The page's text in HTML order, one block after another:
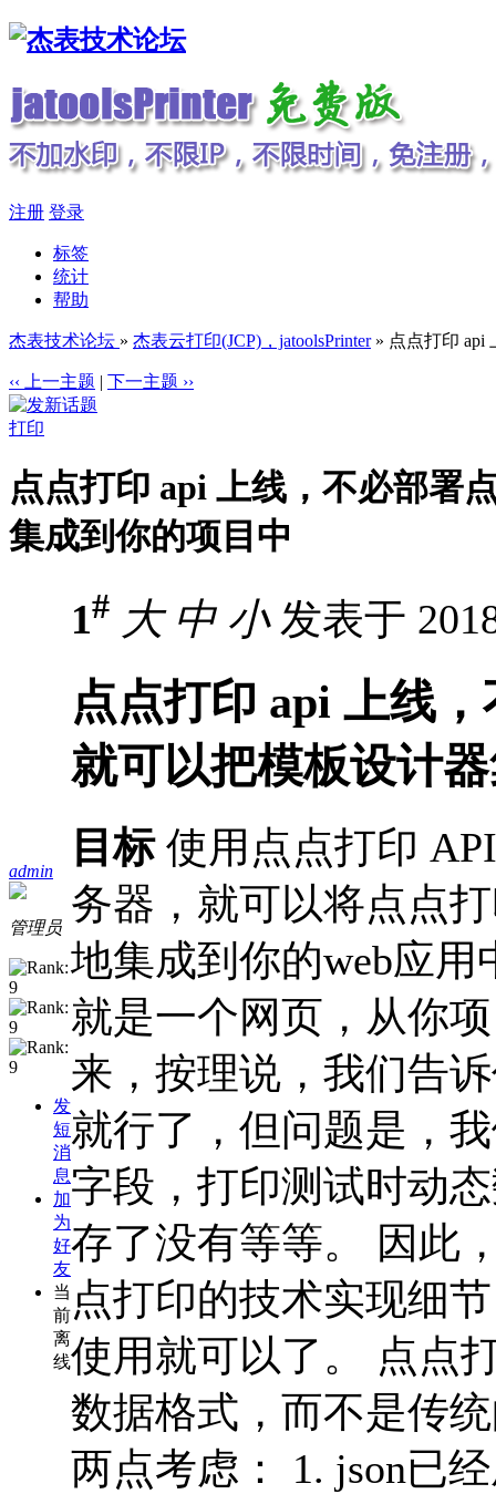
注册 登录
标签
统计
帮助
杰表技术论坛 » 杰表云打印(JCP)，jatoolsPrinter» 点点打印 api
‹‹ 上一主题 | 下一主题 ››
打印
点点打印 api 上线，不必部署
集成到你的项目中
admin
管理员
发
短
消
息
加
为
好
友
当
前
离
线
1# 大 中 小发表于
点点打印 api 上线
就可以把模板设计
目标使用点点打印
务器，就可以将点点
地集成到你的web应
就是一个网页，从你
来，按理说，我们告
就行了，但问题是，
字段，打印测试时动
存了没有等等。 因此
点打印的技术实现细
使用就可以了。 点点
数据格式，而不是传
两点考虑： 1. json已